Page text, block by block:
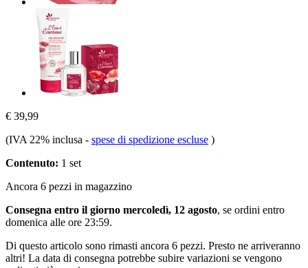
€ 39,99
(IVA 22% inclusa - spese di spedizione escluse )
Contenuto: 1 set
Ancora 6 pezzi in magazzino
Consegna entro il giorno mercoledì, 12 agosto, se ordini entro
domenica alle ore 23:59.
Di questo articolo sono rimasti ancora 6 pezzi. Presto ne arriveranno
altri! La data di consegna potrebbe subire variazioni se vengono